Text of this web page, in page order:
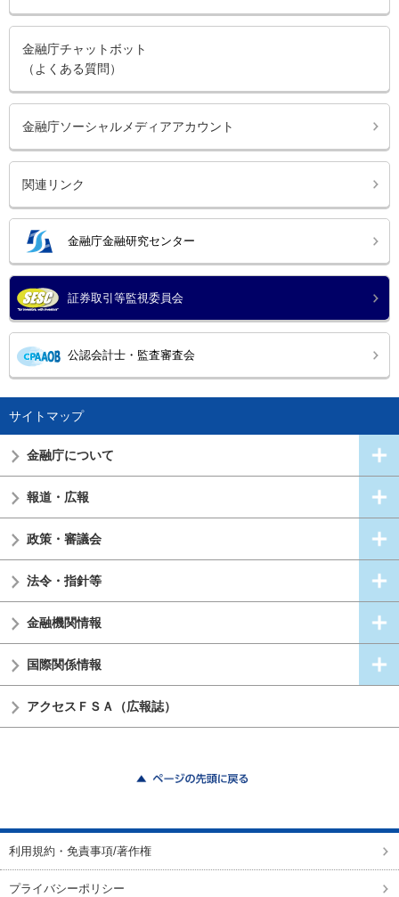
金融庁チャットボット
（よくある質問）
金融庁ソーシャルメディアアカウント
関連リンク
金融庁金融研究センター
証券取引等監視委員会
公認会計士・監査審査会
サイトマップ
金融庁について
報道・広報
政策・審議会
法令・指針等
金融機関情報
国際関係情報
アクセスＦＳＡ（広報誌）
利用規約・免責事項/著作権
プライバシーポリシー